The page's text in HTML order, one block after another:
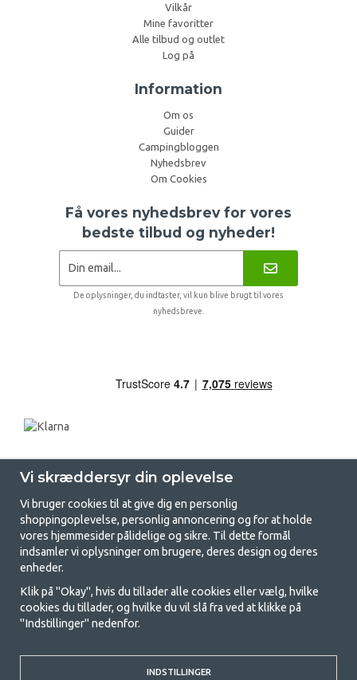
Vilkår
Mine favoritter
Alle tilbud og outlet
Log på
Information
Om os
Guider
Campingbloggen
Nyhedsbrev
Om Cookies
Få vores nyhedsbrev for vores
bedste tilbud og nyheder!
De oplysninger, du indtaster, vil kun blive brugt til vores
nyhedsbreve.
GetCamping.dk - Din butik for
camping og friluftsliv
Camping kan enten være en livsstil eller en måde at samle familien på til
et fælles eventyr. Uanset hvilken kategori du tilhører, finder du alt, du
til at campere, så vi tilbyder rigtig gode priser på familietelte,
campingvogns-telte og alt andet udstyr til camping og friluftsliv. Vores
Vi skræddersyr din oplevelse
Vi bruger cookies til at give dig en personlig
shoppingoplevelse, personlig annoncering og for at holde
vores hjemmesider pålidelige og sikre. Til dette formål
indsamler vi oplysninger om brugere, deres design og deres
enheder.
Klik på "Okay", hvis du tillader alle cookies eller vælg, hvilke
cookies du tillader, og hvilke du vil slå fra ved at klikke på
"Indstillinger" nedenfor.
INDSTILLINGER